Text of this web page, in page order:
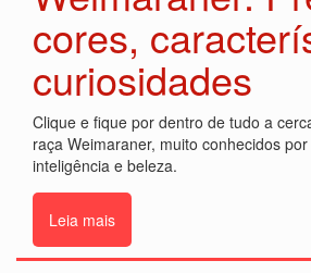
cores,
curiosidades
Clique e fique por dentro de tudo a
raça Weimaraner, muito conhecidos
inteligência e beleza.
Leia mais